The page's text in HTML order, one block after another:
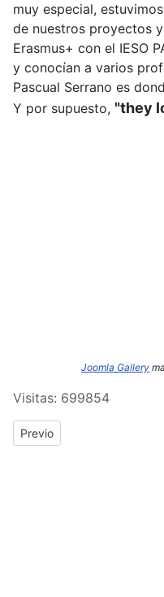
muy especial,
de nuestros proyectos
Erasmus+ con el IESO
y conocían a varios
Pascual Serrano es
Y por supuesto, "they
Joomla Gallery
Visitas: 699854
Previous article:
Previo